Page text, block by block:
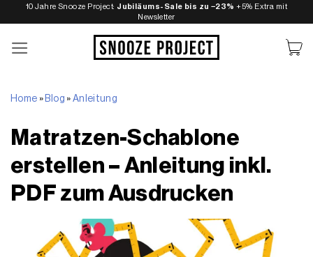
Inhalt
springen
10 Jahre Snooze Project: Jubiläums-Sale bis zu −23% +5% Extra mit
Newsletter
Home » Blog » Anleitung
Matratzen-Schablone
erstellen – Anleitung inkl.
PDF zum Ausdrucken